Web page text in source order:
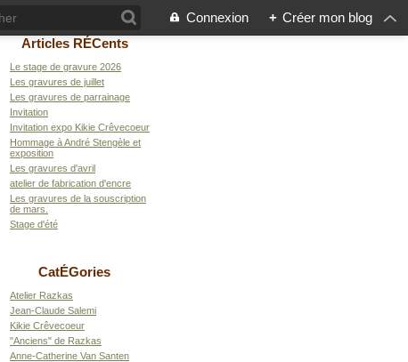
Connexion + Créer mon blog
Articles RÉCents
Le stage de gravure 2026
Les gravures de juillet
Les gravures de parrainage
Invitation
Invitation expo Kikie Crêvecoeur
Hommage à André Stengèle et
exposition
Les gravures d'avril
atelier de fabrication d'encre
Les gravures de la souscription
de mars.
Stage d'été
CatÉGories
Atelier Razkas
Jean-Claude Salemi
Kikie Crêvecoeur
"Anciens" de Razkas
Anne-Catherine Van Santen